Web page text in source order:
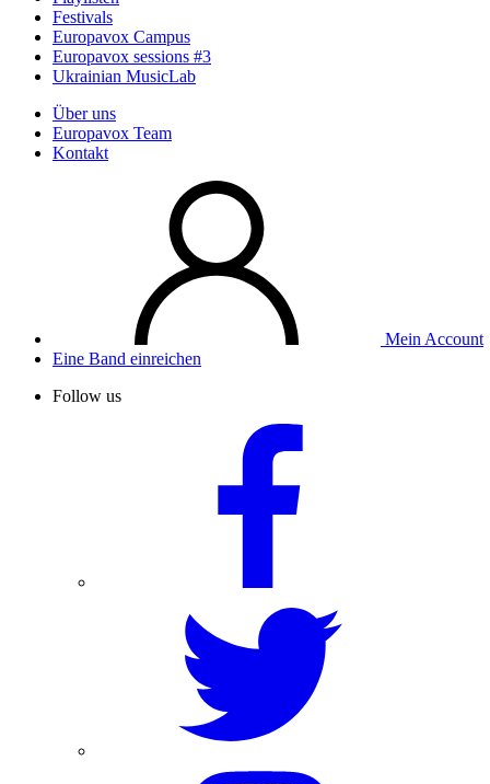
Festivals
Europavox Campus
Europavox sessions #3
Ukrainian MusicLab
Über uns
Europavox Team
Kontakt
Mein Account
Eine Band einreichen
Follow us